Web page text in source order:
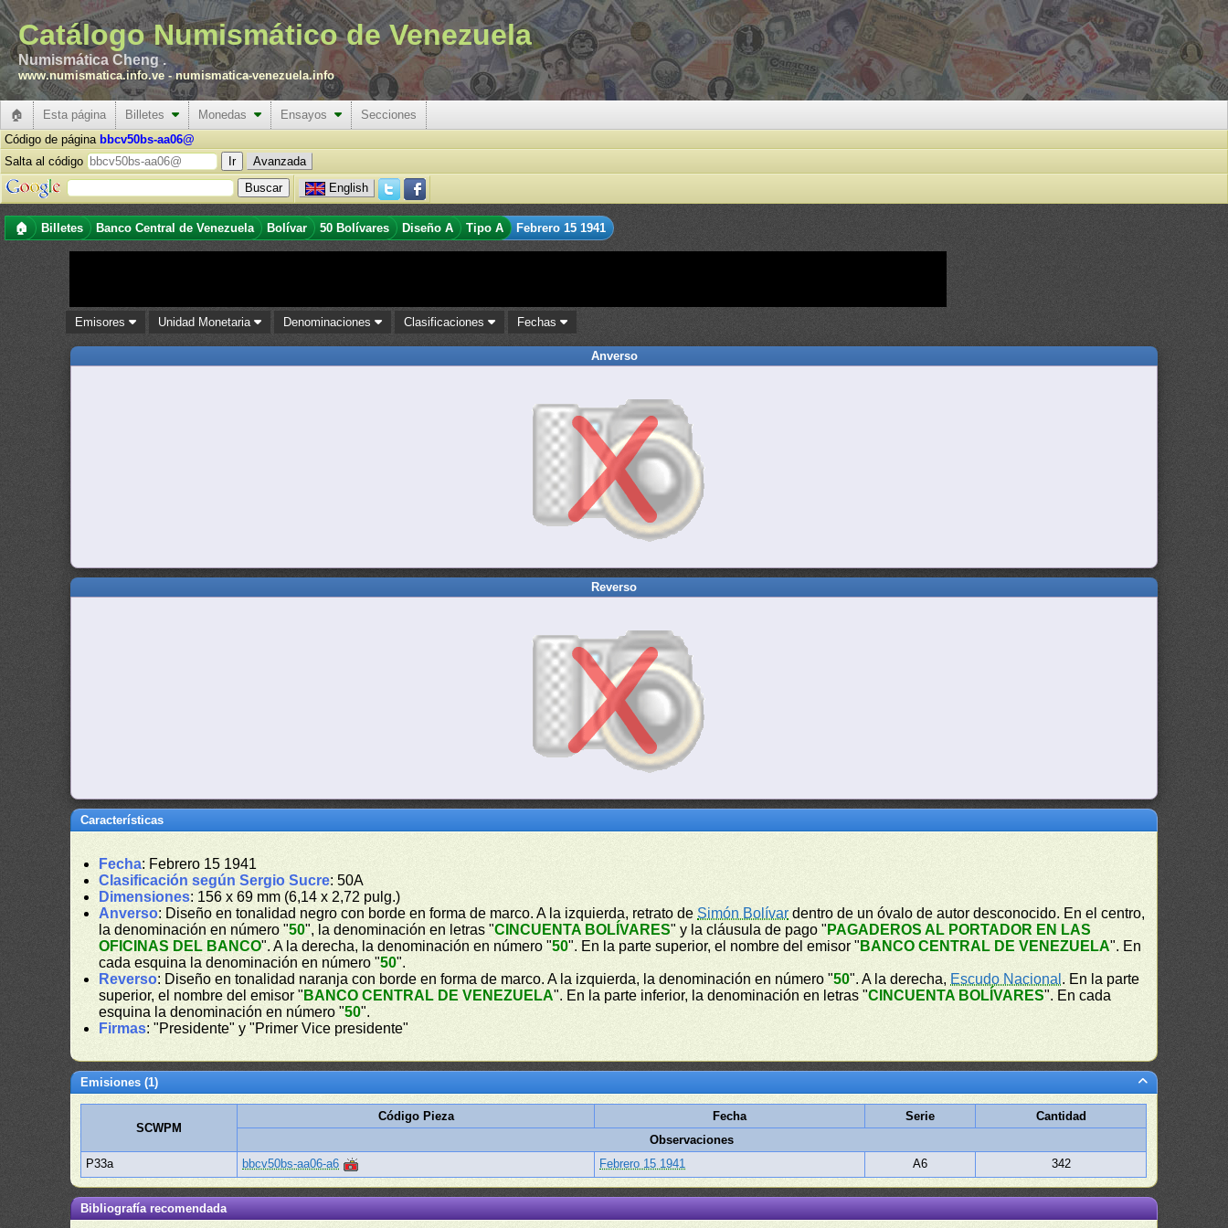
Catálogo Numismático de Venezuela
Numismática Cheng .
www.numismatica.info.ve -numismatica-venezuela.info
🏠 Esta página Billetes Monedas Ensayos
Secciones
Código de página bbcv50bs-aa06@
Salta al código
Avanzada
English
🏠 Billetes Banco Central de Venezuela Bolívar 50 Bolívares Diseño A Tipo A Febrero 15 1941
Emisores Unidad Monetaria Denominaciones Clasificaciones Fechas
Anverso
Reverso
Características
Fecha: Febrero 15 1941
Clasificación según Sergio Sucre: 50A
Dimensiones: 156 x 69 mm (6,14 x 2,72 pulg.)
Anverso: Diseño en tonalidad negro con borde en forma de marco. A la izquierda, retrato de Simón Bolívar dentro de un óvalo de autor desconocido. En el centro,
la denominación en número "50", la denominación en letras "CINCUENTA BOLÍVARES" y la cláusula de pago " PAGADEROS AL PORTADOR EN LAS
OFICINAS DEL BANCO". A la derecha, la denominación en número "50". En la parte superior, el nombre del emisor " BANCO CENTRAL DE VENEZUELA". En
cada esquina la denominación en número "50".
Reverso: Diseño en tonalidad naranja con borde en forma de marco. A la izquierda, la denominación en número "50". A la derecha, Escudo Nacional . En la parte
superior, el nombre del emisor " BANCO CENTRAL DE VENEZUELA". En la parte inferior, la denominación en letras "CINCUENTA BOLÍVARES". En cada
esquina la denominación en número "50".
Firmas: "Presidente" y "Primer Vice presidente"
Emisiones (1)
SCWPM
Código Pieza Fecha Serie
Cantidad
Observaciones
P33a
bbcv50bs-aa06-a6 Febrero 15 1941 A6 342
Bibliografía recomendada